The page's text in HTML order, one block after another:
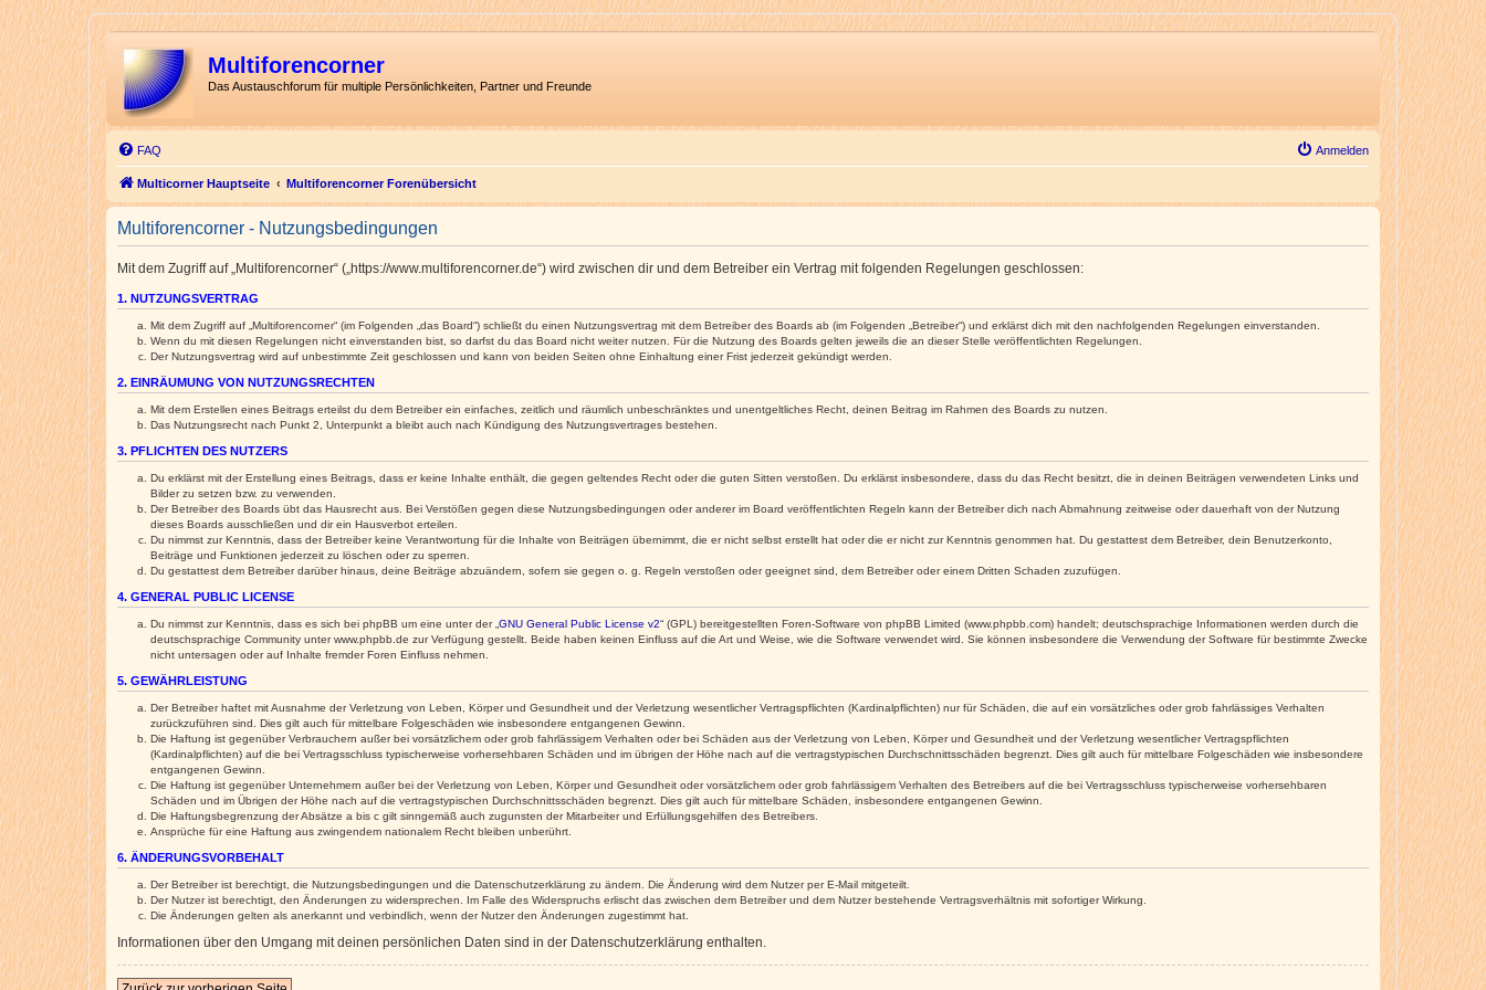
Multiforencorner
Das Austauschforum für multiple Persönlichkeiten, Partner und Freunde
FAQ Anmelden
Multicorner Hauptseite Multiforencorner Forenübersicht
Multiforencorner - Nutzungsbedingungen
Mit dem Zugriff auf „Multiforencorner“ („https://www.multiforencorner.de“) wird zwischen dir und dem Betreiber ein Vertrag mit folgenden Regelungen geschlossen:
1. NUTZUNGSVERTRAG
Mit dem Zugriff auf „Multiforencorner“ (im Folgenden „das Board“) schließt du einen Nutzungsvertrag mit dem Betreiber des Boards ab (im Folgenden „Betreiber“) und erklärst dich mit den nachfolgenden Regelungen einverstanden.
Wenn du mit diesen Regelungen nicht einverstanden bist, so darfst du das Board nicht weiter nutzen. Für die Nutzung des Boards gelten jeweils die an dieser Stelle veröffentlichten Regelungen.
Der Nutzungsvertrag wird auf unbestimmte Zeit geschlossen und kann von beiden Seiten ohne Einhaltung einer Frist jederzeit gekündigt werden.
2. EINRÄUMUNG VON NUTZUNGSRECHTEN
Mit dem Erstellen eines Beitrags erteilst du dem Betreiber ein einfaches, zeitlich und räumlich unbeschränktes und unentgeltliches Recht, deinen Beitrag im Rahmen des Boards zu nutzen.
Das Nutzungsrecht nach Punkt 2, Unterpunkt a bleibt auch nach Kündigung des Nutzungsvertrages bestehen.
3. PFLICHTEN DES NUTZERS
Du erklärst mit der Erstellung eines Beitrags, dass er keine Inhalte enthält, die gegen geltendes Recht oder die guten Sitten verstoßen. Du erklärst insbesondere, dass du das Recht besitzt, die in deinen Beiträgen verwendeten Links und
Bilder zu setzen bzw. zu verwenden.
Der Betreiber des Boards übt das Hausrecht aus. Bei Verstößen gegen diese Nutzungsbedingungen oder anderer im Board veröffentlichten Regeln kann der Betreiber dich nach Abmahnung zeitweise oder dauerhaft von der Nutzung
dieses Boards ausschließen und dir ein Hausverbot erteilen.
Du nimmst zur Kenntnis, dass der Betreiber keine Verantwortung für die Inhalte von Beiträgen übernimmt, die er nicht selbst erstellt hat oder die er nicht zur Kenntnis genommen hat. Du gestattest dem Betreiber, dein Benutzerkonto,
Beiträge und Funktionen jederzeit zu löschen oder zu sperren.
Du gestattest dem Betreiber darüber hinaus, deine Beiträge abzuändern, sofern sie gegen o. g. Regeln verstoßen oder geeignet sind, dem Betreiber oder einem Dritten Schaden zuzufügen.
4. GENERAL PUBLIC LICENSE
Du nimmst zur Kenntnis, dass es sich bei phpBB um eine unter der „ GNU General Public License v2“ (GPL) bereitgestellten Foren-Software von phpBB Limited (www.phpbb.com) handelt; deutschsprachige Informationen werden durch die
deutschsprachige Community unter www.phpbb.de zur Verfügung gestellt. Beide haben keinen Einfluss auf die Art und Weise, wie die Software verwendet wird. Sie können insbesondere die Verwendung der Software für bestimmte Zwecke
nicht untersagen oder auf Inhalte fremder Foren Einfluss nehmen.
5. GEWÄHRLEISTUNG
Der Betreiber haftet mit Ausnahme der Verletzung von Leben, Körper und Gesundheit und der Verletzung wesentlicher Vertragspflichten (Kardinalpflichten) nur für Schäden, die auf ein vorsätzliches oder grob fahrlässiges Verhalten
zurückzuführen sind. Dies gilt auch für mittelbare Folgeschäden wie insbesondere entgangenen Gewinn.
Die Haftung ist gegenüber Verbrauchern außer bei vorsätzlichem oder grob fahrlässigem Verhalten oder bei Schäden aus der Verletzung von Leben, Körper und Gesundheit und der Verletzung wesentlicher Vertragspflichten
(Kardinalpflichten) auf die bei Vertragsschluss typischerweise vorhersehbaren Schäden und im übrigen der Höhe nach auf die vertragstypischen Durchschnittsschäden begrenzt. Dies gilt auch für mittelbare Folgeschäden wie insbesondere
entgangenen Gewinn.
Die Haftung ist gegenüber Unternehmern außer bei der Verletzung von Leben, Körper und Gesundheit oder vorsätzlichem oder grob fahrlässigem Verhalten des Betreibers auf die bei Vertragsschluss typischerweise vorhersehbaren
Schäden und im Übrigen der Höhe nach auf die vertragstypischen Durchschnittsschäden begrenzt. Dies gilt auch für mittelbare Schäden, insbesondere entgangenen Gewinn.
Die Haftungsbegrenzung der Absätze a bis c gilt sinngemäß auch zugunsten der Mitarbeiter und Erfüllungsgehilfen des Betreibers.
Ansprüche für eine Haftung aus zwingendem nationalem Recht bleiben unberührt.
6. ÄNDERUNGSVORBEHALT
Der Betreiber ist berechtigt, die Nutzungsbedingungen und die Datenschutzerklärung zu ändern. Die Änderung wird dem Nutzer per E-Mail mitgeteilt.
Der Nutzer ist berechtigt, den Änderungen zu widersprechen. Im Falle des Widerspruchs erlischt das zwischen dem Betreiber und dem Nutzer bestehende Vertragsverhältnis mit sofortiger Wirkung.
Die Änderungen gelten als anerkannt und verbindlich, wenn der Nutzer den Änderungen zugestimmt hat.
Informationen über den Umgang mit deinen persönlichen Daten sind in der Datenschutzerklärung enthalten.